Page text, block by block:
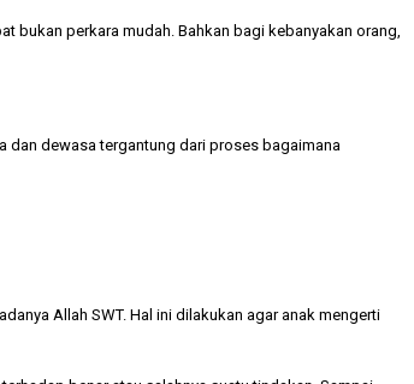
bukan perkara mudah. Bahkan bagi kebanyakan orang,
dan dewasa tergantung dari proses bagaimana
Allah SWT. Hal ini dilakukan agar anak mengerti